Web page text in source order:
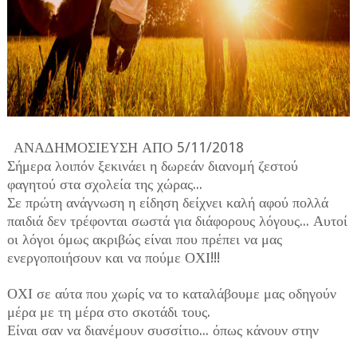
ΑΝΑΔΗΜΟΣΙΕΥΣΗ ΑΠΟ 5/11/2018
Σήμερα λοιπόν ξεκινάει η δωρεάν διανομή ζεστού
φαγητού στα σχολεία της χώρας...
Σε πρώτη ανάγνωση η είδηση δείχνει καλή αφού πολλά
παιδιά δεν τρέφονται σωστά για διάφορους λόγους... Αυτοί
οι λόγοι όμως ακριβώς είναι που πρέπει να μας
ενεργοποιήσουν και να πούμε ΟΧΙ!!!
ΟΧΙ σε αύτα που χωρίς να το καταλάβουμε μας οδηγούν
μέρα με τη μέρα στο σκοτάδι τους.
Είναι σαν να διανέμουν συσσίτιο... όπως κάνουν στην